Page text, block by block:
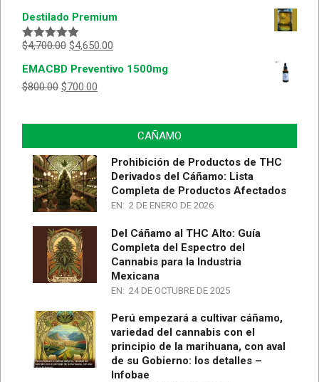
5
Destilado Premium
Valorado
5
$4,700.00 $4,650.00
EMACBD Preventivo 1500mg
$800.00 $700.00
CAÑAMO
Prohibición de Productos de THC
Derivados del Cáñamo: Lista
Completa de Productos Afectados
EN: 2 DE ENERO DE 2026
Del Cáñamo al THC Alto: Guía
Completa del Espectro del
Cannabis para la Industria
Mexicana
EN: 24 DE OCTUBRE DE 2025
Perú empezará a cultivar cáñamo,
variedad del cannabis con el
principio de la marihuana, con aval
de su Gobierno: los detalles –
Infobae